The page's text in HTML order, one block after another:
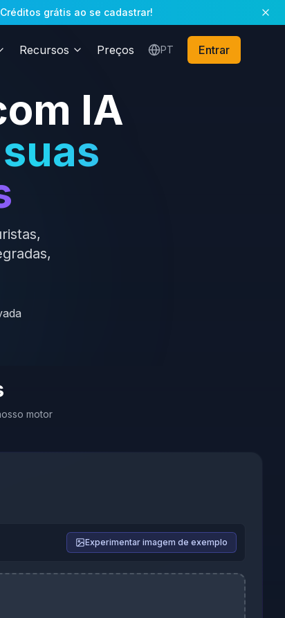
grátis ao se cadastrar!
Recursos Preços PT Entrar
IA
motor
Experimentar imagem de exemplo